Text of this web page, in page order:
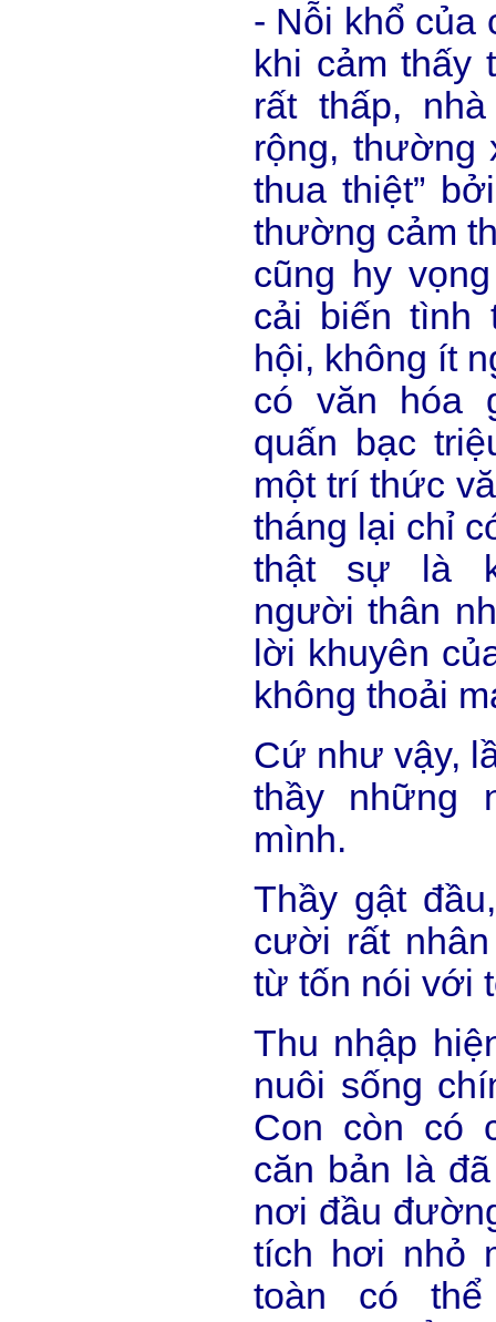
- Nỗi khổ của
khi cảm thấy
rất thấp,
rộng, thường
thua thiệt”
thường cảm
cũng hy
cải biến tình
hội, không ít
có văn hóa
quấn bạc
một trí thức
tháng lại chỉ
thật sự là
người thân
lời khuyên
không thoải
Cứ như vậy,
thầy những
mình.
Thầy gật
cười rất
từ tốn nói với
Thu nhập
nuôi sống
Con còn có
căn bản là
nơi đầu
tích hơi nhỏ
toàn có